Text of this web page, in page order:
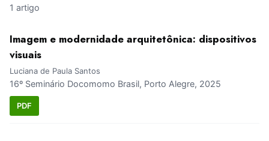
1 artigo
Imagem e modernidade arquitetônica: dispositivos
visuais
Luciana de Paula Santos
16º Seminário Docomomo Brasil, Porto Alegre, 2025
PDF